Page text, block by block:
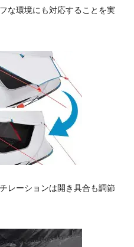
な環境にも対応することを実
レーションは開き具合も調節